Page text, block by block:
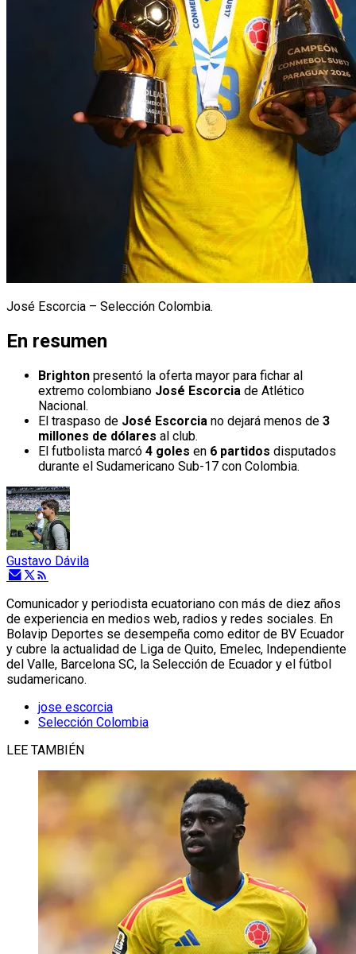
José Escorcia – Selección Colombia.
En resumen
Brighton presentó la oferta mayor para fichar al
extremo colombiano José Escorcia de Atlético
Nacional.
El traspaso de José Escorcia no dejará menos de 3
millones de dólares al club.
El futbolista marcó 4 goles en 6 partidos disputados
durante el Sudamericano Sub-17 con Colombia.
Gustavo Dávila
Comunicador y periodista ecuatoriano con más de diez años
de experiencia en medios web, radios y redes sociales. En
Bolavip Deportes se desempeña como editor de BV Ecuador
y cubre la actualidad de Liga de Quito, Emelec, Independiente
del Valle, Barcelona SC, la Selección de Ecuador y el fútbol
sudamericano.
jose escorcia
Selección Colombia
LEE TAMBIÉN